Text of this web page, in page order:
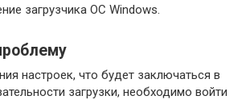
загрузчика ОС Windows.
настроек, что будет заключаться в
загрузки, необходимо войти